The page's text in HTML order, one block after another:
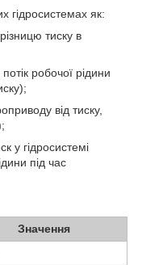
гідросистемах як:
тиску в
робочої рідини
від тиску,
у гідросистемі
під час
Значення